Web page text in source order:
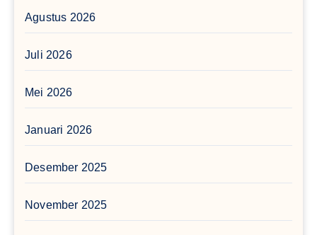
Agustus 2026
Juli 2026
Mei 2026
Januari 2026
Desember 2025
November 2025